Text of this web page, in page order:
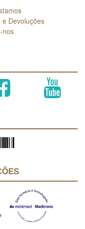
e Devoluções
nos